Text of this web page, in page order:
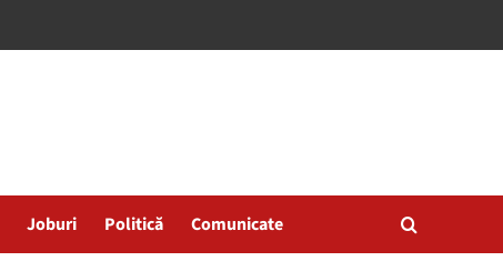
Joburi Politică Comunicate